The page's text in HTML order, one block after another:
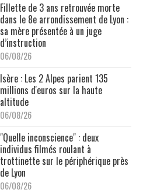
Fillette de 3 ans retrouvée morte
dans le 8e arrondissement de Lyon :
sa mère présentée à un juge
d’instruction
06/08/26
Isère : Les 2 Alpes parient 135
millions d'euros sur la haute
altitude
06/08/26
"Quelle inconscience" : deux
individus filmés roulant à
trottinette sur le périphérique près
de Lyon
06/08/26